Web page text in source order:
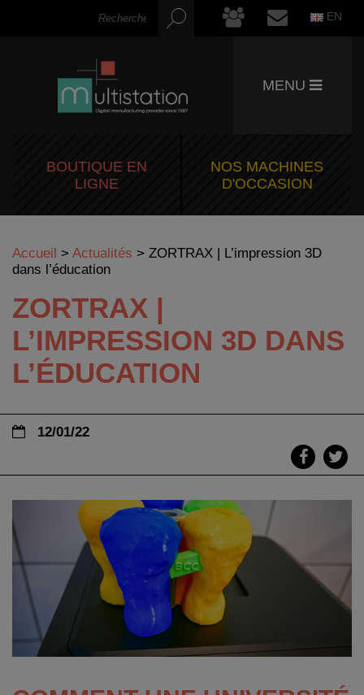
EN
MENU
BOUTIQUE EN
LIGNE
NOS MACHINES
D'OCCASION
Accueil > Actualités > ZORTRAX | L’impression 3D
dans l’éducation
ZORTRAX |
L’IMPRESSION 3D DANS
L’ÉDUCATION
12/01/22